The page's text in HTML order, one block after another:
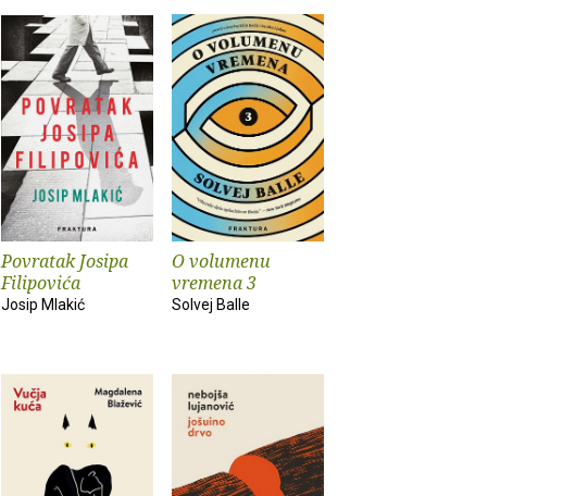
Povratak Josipa
Filipovića
Josip Mlakić
O volumenu
vremena 3
Solvej Balle